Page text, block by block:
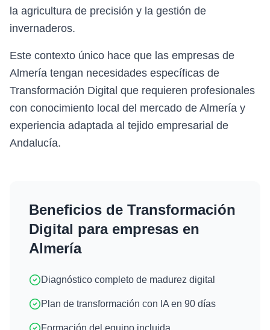
la agricultura de precisión y la gestión de
invernaderos.
Este contexto único hace que las empresas de
Almería tengan necesidades específicas de
Transformación Digital que requieren profesionales
con conocimiento local del mercado de Almería y
experiencia adaptada al tejido empresarial de
Andalucía.
Beneficios de Transformación
Digital para empresas en
Almería
Diagnóstico completo de madurez digital
Plan de transformación con IA en 90 días
Formación del equipo incluida